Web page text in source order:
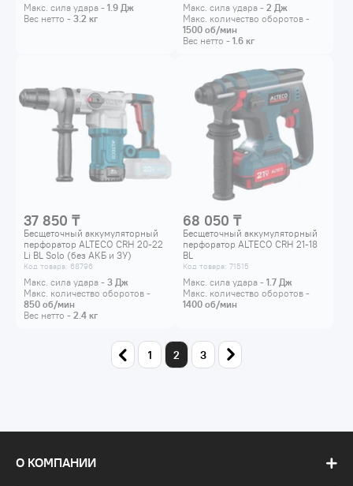
Макс. сила удара - 1.9 Дж
Вес нетто - 3.2 кг
Макс. сила удара - 2 Дж
Макс. количество оборотов -
1500об/мин
Вес нетто - 1.6кг
37 850 ₸
Бесщеточный аккумуляторный
перфоратор ALTECO CRH 20-22
Li BL Solo (без АКБ и ЗУ)
Код товара: 68796
Макс. сила удара - 3 Дж
Макс. количество оборотов -
850 об/мин
Вес нетто - 2.4 кг
68 050 ₸
Бесщеточный аккумуляторный
перфоратор ALTECO CRH 21-18
BL
Код товара: 71515
Макс. сила удара - 1.7Дж
Макс. количество оборотов -
1400об/мин
1 2 3
О КОМПАНИИ